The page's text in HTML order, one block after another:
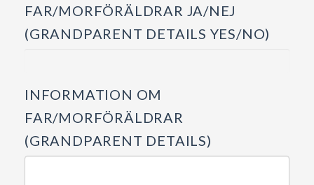
FAR/MORFÖRÄLDRAR JA/NEJ
(GRANDPARENT DETAILS YES/NO)
INFORMATION OM
FAR/MORFÖRÄLDRAR
(GRANDPARENT DETAILS)